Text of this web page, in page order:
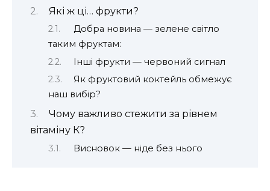
Які ж ці… фрукти?
Добра новина — зелене світло
таким фруктам:
Інші фрукти — червоний сигнал
Як фруктовий коктейль обмежує
наш вибір?
Чому важливо стежити за рівнем
вітаміну К?
Висновок — ніде без нього